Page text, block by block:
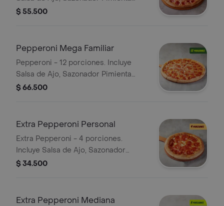
Roja y Pepperoncini.
$ 55.500
Pepperoni Mega Familiar
Pepperoni - 12 porciones. Incluye
Salsa de Ajo, Sazonador Pimienta
Roja y Pepperoncini.
$ 66.500
Extra Pepperoni Personal
Extra Pepperoni - 4 porciones.
Incluye Salsa de Ajo, Sazonador
Pimienta Roja y Pepperoncini.
$ 34.500
Extra Pepperoni Mediana